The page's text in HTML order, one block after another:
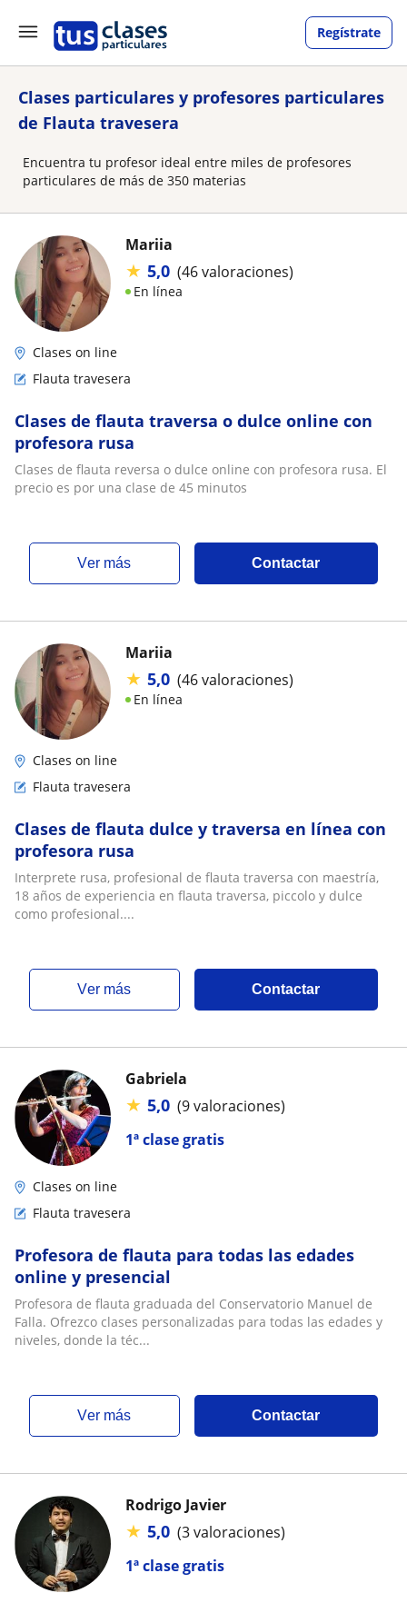
Regístrate
Clases particulares y profesores particulares
de Flauta travesera
Encuentra tu profesor ideal entre miles de profesores
particulares de más de 350 materias
Mariia
★ 5,0 (46 valoraciones)
En línea
Clases on line
Flauta travesera
Clases de flauta traversa o dulce online con
profesora rusa
Clases de flauta reversa o dulce online con profesora rusa. El
precio es por una clase de 45 minutos
ver más Contactar
Mariia
★ 5,0 (46 valoraciones)
En línea
Clases on line
Flauta travesera
Clases de flauta dulce y traversa en línea con
profesora rusa
Interprete rusa, profesional de flauta traversa con maestría,
18 años de experiencia en flauta traversa, piccolo y dulce
como profesional....
ver más Contactar
1ª clase gratis
Gabriela
★ 5,0 (9 valoraciones)
Clases on line
Flauta travesera
Profesora de flauta para todas las edades
online y presencial
Profesora de flauta graduada del Conservatorio Manuel de
Falla. Ofrezco clases personalizadas para todas las edades y
niveles, donde la téc...
ver más Contactar
1ª clase gratis
Rodrigo Javier
★ 5,0 (3 valoraciones)